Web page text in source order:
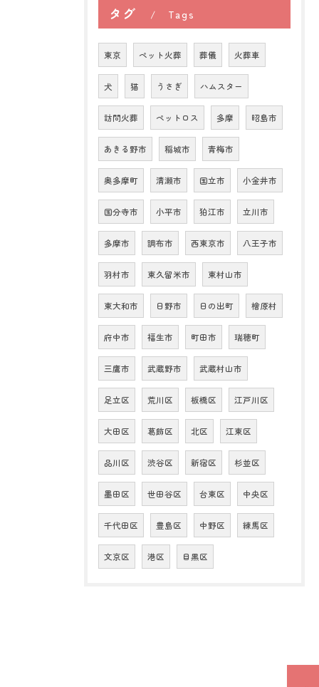
タグ Tags
東京 ペット火葬 葬儀 火葬車
犬 猫 うさぎ ハムスター
訪問火葬 ペットロス 多摩 昭島市
あきる野市 稲城市 青梅市
奥多摩町 清瀬市 国立市 小金井市
国分寺市 小平市 狛江市 立川市
多摩市 調布市 西東京市 八王子市
羽村市 東久留米市 東村山市
東大和市 日野市 日の出町 檜原村
府中市 福生市 町田市 瑞穂町
三鷹市 武蔵野市 武蔵村山市
足立区 荒川区 板橋区 江戸川区
大田区 葛飾区 北区 江東区
品川区 渋谷区 新宿区 杉並区
墨田区 世田谷区 台東区 中央区
千代田区 豊島区 中野区 練馬区
文京区 港区 目黒区